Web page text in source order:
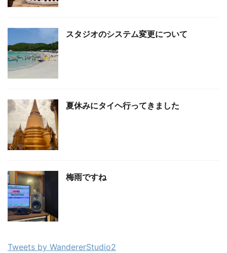
スタジオのシステム変更について
夏休みにタイヘ行ってきました
梅雨ですね
Tweets by WandererStudio2